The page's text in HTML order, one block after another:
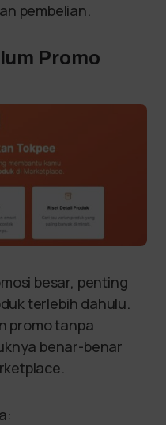
pembelian.
Promo
besar, penting
terlebih dahulu.
promo tanpa
benar-benar